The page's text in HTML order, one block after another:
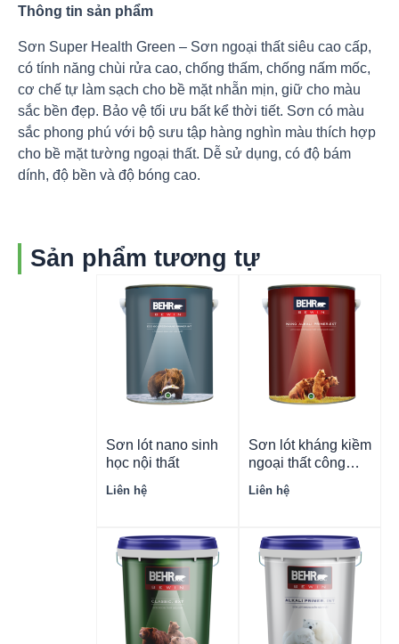
Thông tin sản phẩm
Sơn Super Health Green – Sơn ngoại thất siêu cao cấp,
có tính năng chùi rửa cao, chống thấm, chống nấm mốc,
cơ chế tự làm sạch cho bề mặt nhẵn mịn, giữ cho màu
sắc bền đẹp. Bảo vệ tối ưu bất kể thời tiết. Sơn có màu
sắc phong phú với bộ sưu tập hàng nghìn màu thích hợp
cho bề mặt tường ngoại thất. Dễ sử dụng, có độ bám
dính, độ bền và độ bóng cao.
Sản phẩm tương tự
Sơn lót nano sinh
học nội thất
Liên hệ
Sơn lót kháng kiềm
ngoại thất công
Liên hệ